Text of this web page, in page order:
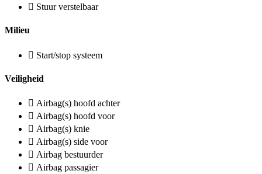
Stuur verstelbaar
Milieu
Start/stop systeem
Veiligheid
Airbag(s) hoofd achter
Airbag(s) hoofd voor
Airbag(s) knie
Airbag(s) side voor
Airbag bestuurder
Airbag passagier